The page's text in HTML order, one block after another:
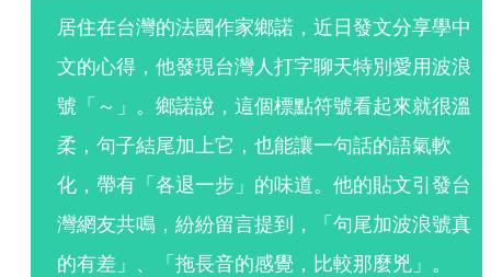
居住在台灣的法國作家鄉諾，近日發文分享學中
文的心得，他發現台灣人打字聊天特別愛用波浪
號「～」。鄉諾說，這個標點符號看起來就很溫
柔，句子結尾加上它，也能讓一句話的語氣軟
化，帶有「各退一步」的味道。他的貼文引發台
灣網友共鳴，紛紛留言提到，「句尾加波浪號真
的有差」、「拖長音的感覺，比較那麼兇」。